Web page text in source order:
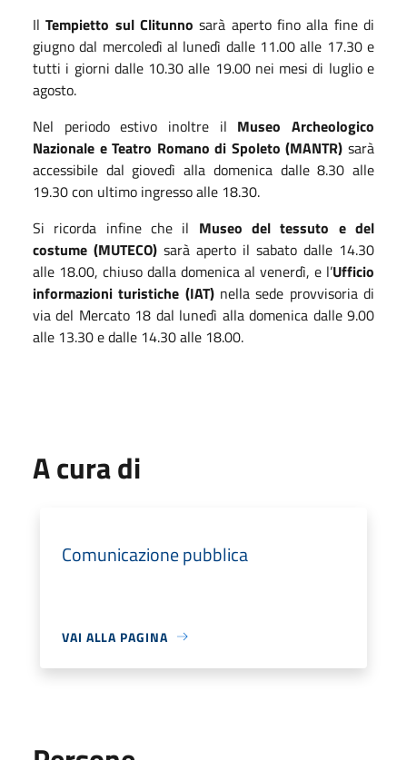
IlTempietto sul Clitunno sarà aperto fino alla fine di
giugno dal mercoledì al lunedì dalle 11.00alle 17.30e
tutti i giorni dalle 10.30alle 19.00 nei mesi di luglio e
agosto.
Nel periodo estivo inoltre il Museo Archeologico
Nazionale e Teatro Romano di Spoleto (MANTR) sarà
accessibile dal giovedì alla domenica dalle 8.30 alle
19.30 con ultimo ingresso alle 18.30.
Si ricorda infineche il Museo del tessuto e del
costume (MUTECO) sarà aperto il sabato dalle 14.30
alle 18.00, chiuso dalla domenica al venerdì, e l’Ufficio
informazioni turistiche (IAT)nella sede provvisoria di
via del Mercato 18 dal lunedì alladomenica dalle9.00
alle 13.30e dalle 14.30alle 18.00.
A cura di
Comunicazione pubblica
VAI ALLA PAGINA